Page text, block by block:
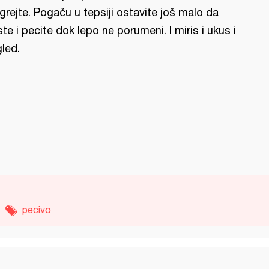
Pogaču u tepsiji ostavite još malo da
i pecite dok lepo ne porumeni. I miris i ukus i
pecivo